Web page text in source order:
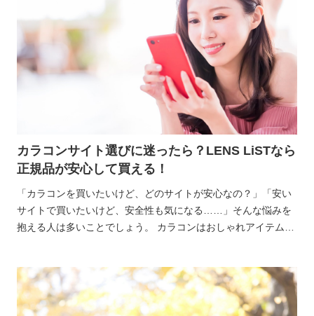
カラコンサイト選びに迷ったら？LENS LiSTなら
正規品が安心して買える！
「カラコンを買いたいけど、どのサイトが安心なの？」「安い
サイトで買いたいけど、安全性も気になる……」そんな悩みを
抱える人は多いことでしょう。 カラコンはおしゃれアイテムと